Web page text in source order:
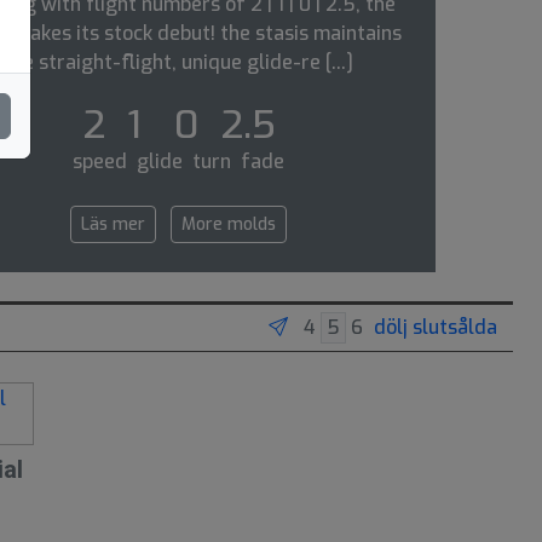
makes its stock debut! the stasis maintains
the straight-flight, unique glide-re [...]
2 1 0 2.5
speed glide turn fade
Läs mer More molds
dölj slutsålda